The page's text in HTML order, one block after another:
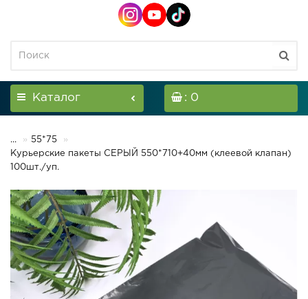
Каталог : 0
...
55*75
Курьерские пакеты СЕРЫЙ 550*710+40мм (клеевой клапан)
100шт./уп.